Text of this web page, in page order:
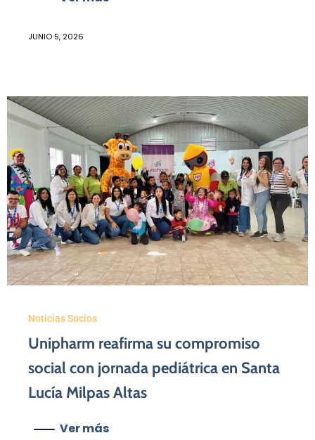
JUNIO 5, 2026
Noticias Socios
Unipharm reafirma su compromiso
social con jornada pediátrica en Santa
Lucía Milpas Altas
Ver más